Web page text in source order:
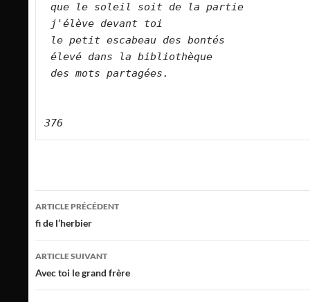
que le soleil soit de la partie
j'élève devant toi
le petit escabeau des bontés
élevé dans la bibliothèque
des mots partagées.
376
Navigation
des
articles
ARTICLE PRÉCÉDENT
fi de l’herbier
ARTICLE SUIVANT
Avec toi le grand frère